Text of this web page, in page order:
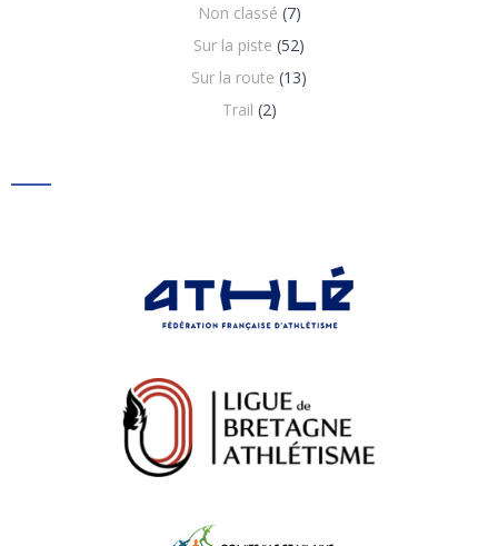
Non classé (7)
Sur la piste (52)
Sur la route (13)
Trail (2)